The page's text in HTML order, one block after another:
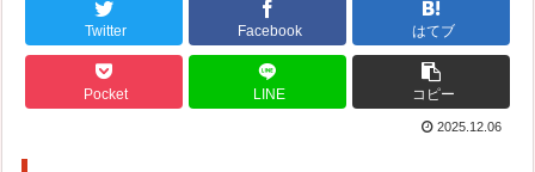
Twitter Facebook はてブ
Pocket LINE コピー
2025.12.06